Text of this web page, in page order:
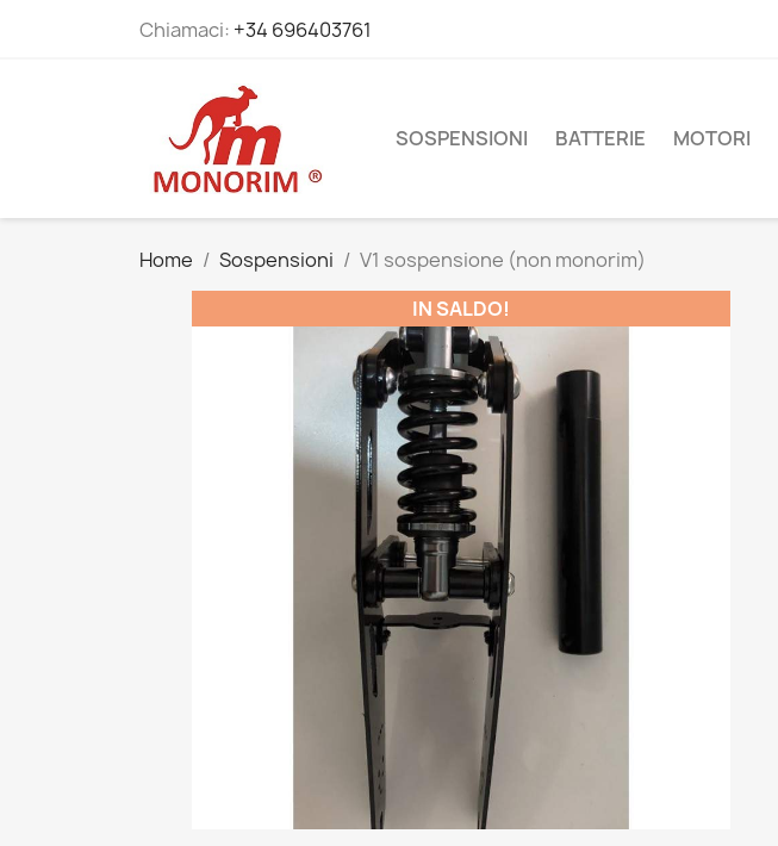
Chiamaci: +34 696403761
SOSPENSIONI BATTERIE MOTORI
Home Sospensioni
V1 sospensione (non monorim)
IN SALDO!